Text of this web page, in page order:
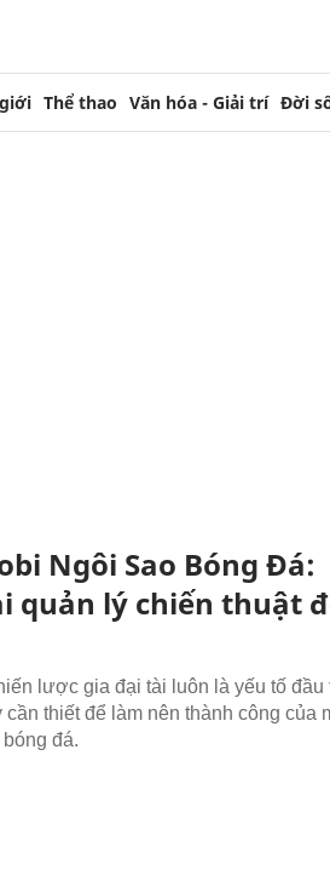
Thể thao Văn hóa - Giải trí Đời
Ngôi Sao Bóng Đá:
quản lý chiến thuật
lược gia đại tài luôn là yếu tố đầu
cần thiết để làm nên thành công của
đá.